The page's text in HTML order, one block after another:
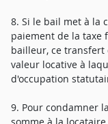
8. Si le bail met à la
paiement de la taxe
bailleur, ce
valeur locative à
d'occupation
9. Pour condamner